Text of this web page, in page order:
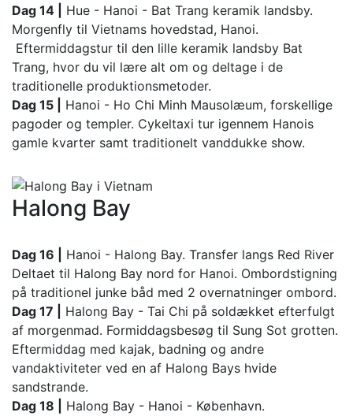
Dag 14 |
Hue - Hanoi - Bat Trang keramik landsby.
Morgenfly til Vietnams hovedstad, Hanoi.
Eftermiddagstur til den lille keramik landsby Bat
Trang, hvor du vil lære alt om og deltage i de
traditionelle produktionsmetoder.
Dag 15 |
Hanoi - Ho Chi Minh Mausolæum, forskellige
pagoder og templer. Cykeltaxi tur igennem Hanois
gamle kvarter samt traditionelt vanddukke show.
Halong Bay
Dag 16 |
Hanoi - Halong Bay. Transfer langs Red River
Deltaet til Halong Bay nord for Hanoi. Ombordstigning
på traditionel junke båd med 2 overnatninger ombord.
Dag 17 |
Halong Bay - Tai Chi på soldækket efterfulgt
af morgenmad. Formiddagsbesøg til Sung Sot grotten.
Eftermiddag med kajak, badning og andre
vandaktiviteter ved en af Halong Bays hvide
sandstrande.
Dag 18 |
Halong Bay - Hanoi - København.